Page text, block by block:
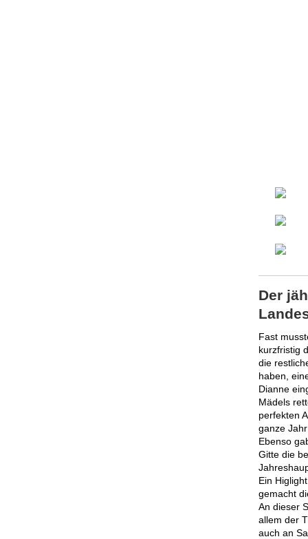
Der
Fast
kurzfristig
die
haben,
Dianne
Mädels
perfekten
ganze
Ebenso
Gitte die
Ein
gemacht
An dieser
allem der
auch an